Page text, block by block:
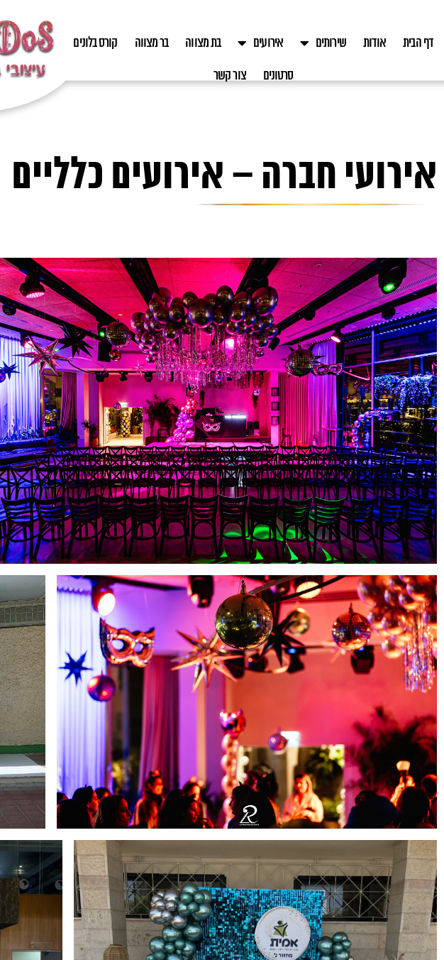
דף הבית אודות שירותים אירועים בת מצווה בר מצווה קורס בלונים
סרטונים צור קשר
אירועי חברה – אירועים כלליים